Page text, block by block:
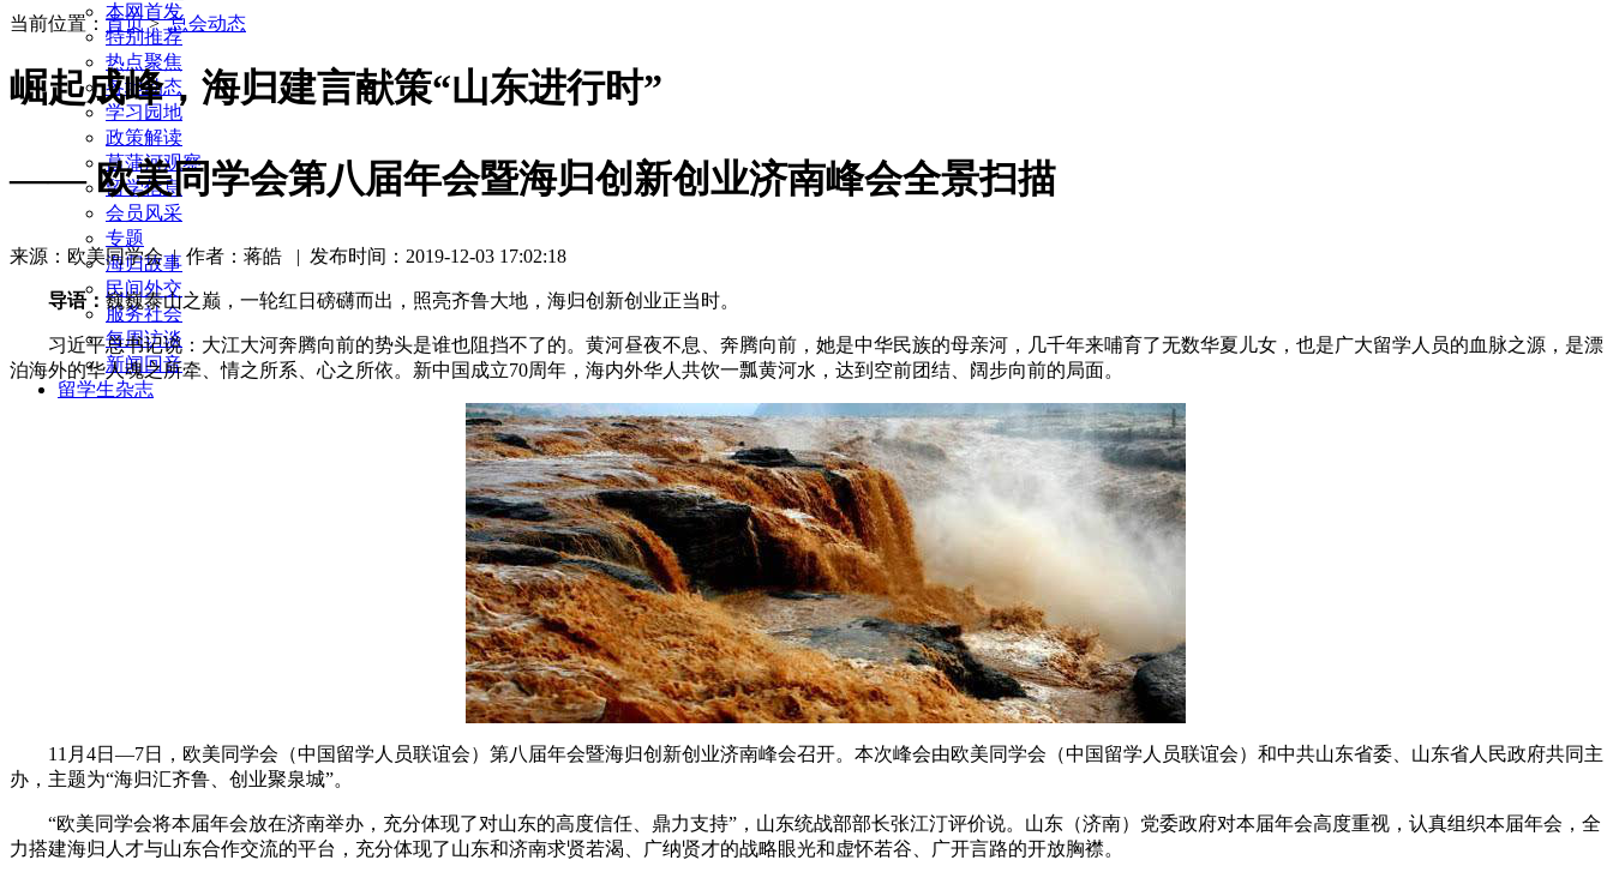
本网首发
特别推荐
热点聚焦
各地动态
学习园地
政策解读
菖蒲河观察
留学信息
会员风采
专题
海归故事
民间外交
服务社会
每周访谈
新闻回音
留学生杂志
当前位置： 首页>总会动态
崛起成峰，海归建言献策“山东进行时”
—— 欧美同学会第八届年会暨海归创新创业济南峰会全景扫描
来源：欧美同学会 | 作者：蒋皓 | 发布时间：2019-12-03 17:02:18
导语： 巍巍泰山之巅，一轮红日磅礴而出，照亮齐鲁大地，海归创新创业正当时。
习近平总书记说：大江大河奔腾向前的势头是谁也阻挡不了的。黄河昼夜不息、奔腾向前，她是中华民族的母亲河，几千年来哺育了无数华夏儿女，也是广大留学人员的血脉之源，是漂
泊海外的华人魂之所牵、情之所系、心之所依。新中国成立70周年，海内外华人共饮一瓢黄河水，达到空前团结、阔步向前的局面。
11月4日—7日，欧美同学会（中国留学人员联谊会）第八届年会暨海归创新创业济南峰会召开。本次峰会由欧美同学会（中国留学人员联谊会）和中共山东省委、山东省人民政府共同主
办，主题为“海归汇齐鲁、创业聚泉城”。
“欧美同学会将本届年会放在济南举办，充分体现了对山东的高度信任、鼎力支持”，山东统战部部长张江汀评价说。山东（济南）党委政府对本届年会高度重视，认真组织本届年会，全
力搭建海归人才与山东合作交流的平台，充分体现了山东和济南求贤若渴、广纳贤才的战略眼光和虚怀若谷、广开言路的开放胸襟。